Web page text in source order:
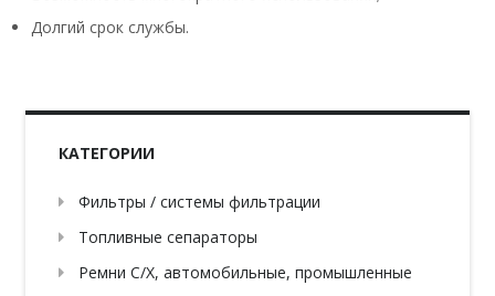
Долгий срок службы.
КАТЕГОРИИ
Фильтры / системы фильтрации
Топливные сепараторы
Ремни С/Х, автомобильные, промышленные